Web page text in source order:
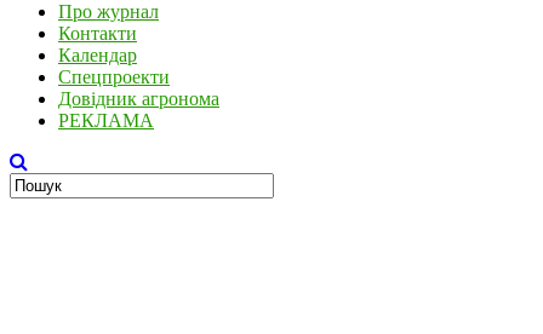
Про журнал
Контакти
Календар
Спецпроекти
Довідник агронома
РЕКЛАМА